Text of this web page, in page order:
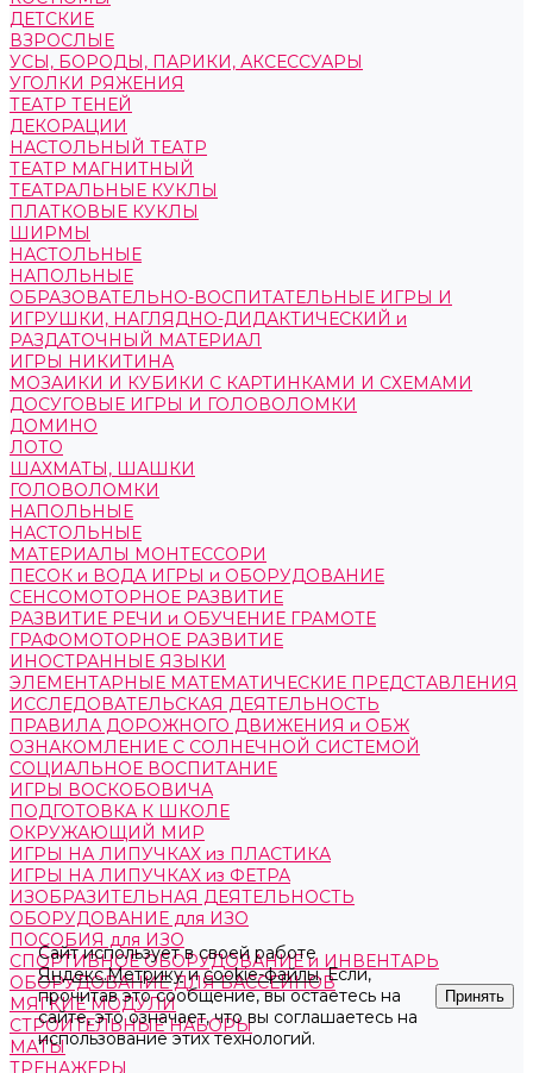
ДЕТСКИЕ
ВЗРОСЛЫЕ
УСЫ, БОРОДЫ, ПАРИКИ, АКСЕССУАРЫ
УГОЛКИ РЯЖЕНИЯ
ТЕАТР ТЕНЕЙ
ДЕКОРАЦИИ
НАСТОЛЬНЫЙ ТЕАТР
ТЕАТР МАГНИТНЫЙ
ТЕАТРАЛЬНЫЕ КУКЛЫ
ПЛАТКОВЫЕ КУКЛЫ
ШИРМЫ
НАСТОЛЬНЫЕ
НАПОЛЬНЫЕ
ОБРАЗОВАТЕЛЬНО-ВОСПИТАТЕЛЬНЫЕ ИГРЫ И
ИГРУШКИ, НАГЛЯДНО-ДИДАКТИЧЕСКИЙ и
РАЗДАТОЧНЫЙ МАТЕРИАЛ
ИГРЫ НИКИТИНА
МОЗАИКИ И КУБИКИ С КАРТИНКАМИ И СХЕМАМИ
ДОСУГОВЫЕ ИГРЫ И ГОЛОВОЛОМКИ
ДОМИНО
ЛОТО
ШАХМАТЫ, ШАШКИ
ГОЛОВОЛОМКИ
НАПОЛЬНЫЕ
НАСТОЛЬНЫЕ
МАТЕРИАЛЫ МОНТЕССОРИ
ПЕСОК и ВОДА ИГРЫ и ОБОРУДОВАНИЕ
СЕНСОМОТОРНОЕ РАЗВИТИЕ
РАЗВИТИЕ РЕЧИ и ОБУЧЕНИЕ ГРАМОТЕ
ГРАФОМОТОРНОЕ РАЗВИТИЕ
ИНОСТРАННЫЕ ЯЗЫКИ
ЭЛЕМЕНТАРНЫЕ МАТЕМАТИЧЕСКИЕ ПРЕДСТАВЛЕНИЯ
ИССЛЕДОВАТЕЛЬСКАЯ ДЕЯТЕЛЬНОСТЬ
ПРАВИЛА ДОРОЖНОГО ДВИЖЕНИЯ и ОБЖ
ОЗНАКОМЛЕНИЕ С СОЛНЕЧНОЙ СИСТЕМОЙ
СОЦИАЛЬНОЕ ВОСПИТАНИЕ
ИГРЫ ВОСКОБОВИЧА
ПОДГОТОВКА К ШКОЛЕ
ОКРУЖАЮЩИЙ МИР
ИГРЫ НА ЛИПУЧКАХ из ПЛАСТИКА
ИГРЫ НА ЛИПУЧКАХ из ФЕТРА
ИЗОБРАЗИТЕЛЬНАЯ ДЕЯТЕЛЬНОСТЬ
ОБОРУДОВАНИЕ для ИЗО
ПОСОБИЯ для ИЗО
СПОРТИВНОЕ ОБОРУДОВАНИЕ и ИНВЕНТАРЬ
ОБОРУДОВАНИЕ ДЛЯ БАССЕЙНОВ
МЯГКИЕ МОДУЛИ
СТРОИТЕЛЬНЫЕ НАБОРЫ
МАТЫ
ТРЕНАЖЕРЫ
Сайт использует в своей работе
Яндекс.Метрикуиcookie-файлы. Если,
прочитав это сообщение, вы остаетесь на
сайте, это означает, что вы соглашаетесь на
использование этих технологий.
Принять